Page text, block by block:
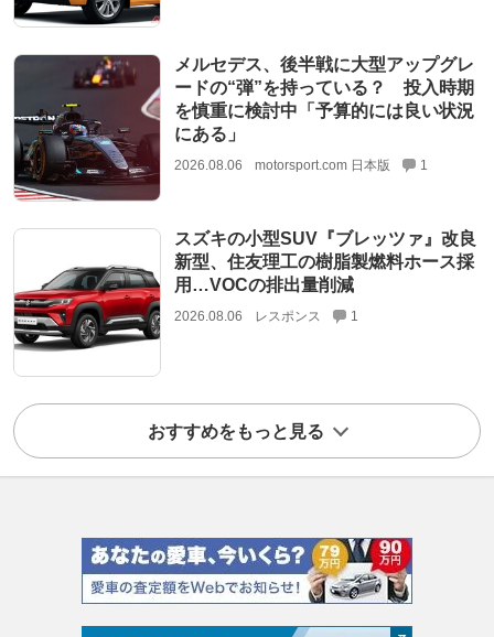
メルセデス、後半戦に大型アップグレ
ードの“弾”を持っている？ 投入時期
を慎重に検討中「予算的には良い状況
にある」
2026.08.06 motorsport.com 日本版 1
スズキの小型SUV『ブレッツァ』改良
新型、住友理工の樹脂製燃料ホース採
用…VOCの排出量削減
2026.08.06 レスポンス 1
おすすめをもっと見る